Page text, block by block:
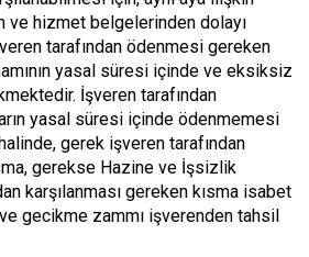
ve hizmet belgelerinden dolayı
tarafından ödenmesi gereken
yasal süresi içinde ve eksiksiz
İşveren tarafından
yasal süresi içinde ödenmemesi
gerek işveren tarafından
gerekse Hazine ve İşsizlik
karşılanması gereken kısma isabet
gecikme zammı işverenden tahsil